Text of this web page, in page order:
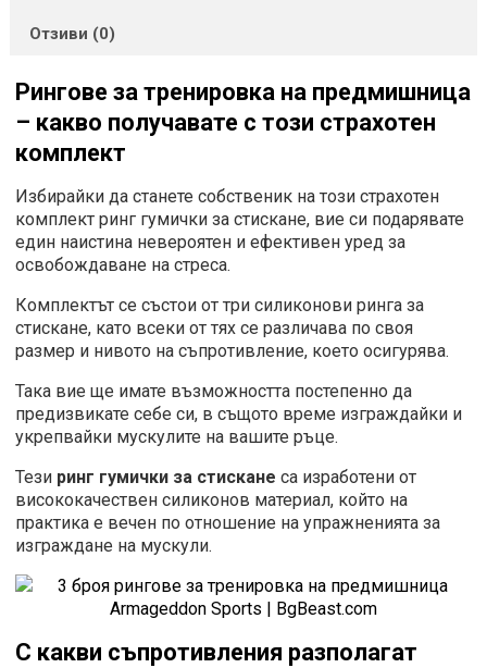
Отзиви (0)
Рингове за тренировка на предмишница
– какво получавате с този страхотен
комплект
Избирайки да станете собственик на този страхотен
комплект ринг гумички за стискане, вие си подарявате
един наистина невероятен и ефективен уред за
освобождаване на стреса.
Комплектът се състои от три силиконови ринга за
стискане, като всеки от тях се различава по своя
размер и нивото на съпротивление, което осигурява.
Така вие ще имате възможността постепенно да
предизвикате себе си, в същото време изграждайки и
укрепвайки мускулите на вашите ръце.
Тези ринг гумички за стискане са изработени от
висококачествен силиконов материал, който на
практика е вечен по отношение на упражненията за
изграждане на мускули.
С какви съпротивления разполагат